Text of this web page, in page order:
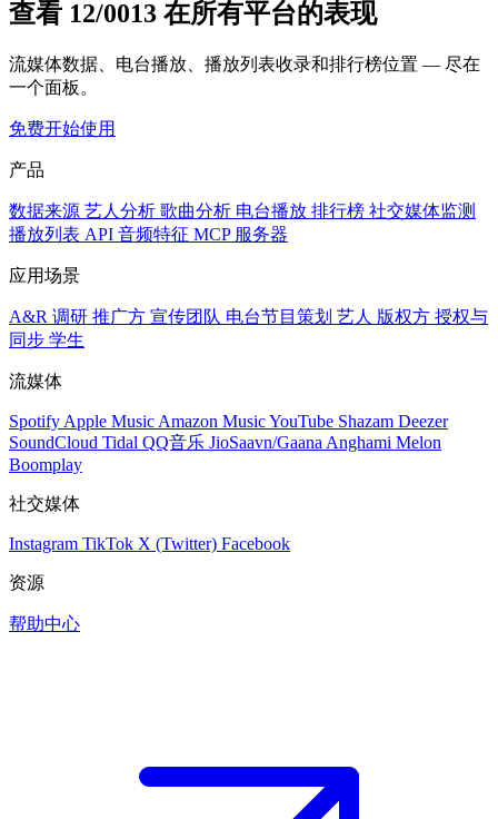
查看 12/0013 在所有平台的表现
流媒体数据、电台播放、播放列表收录和排行榜位置 — 尽在
一个面板。
免费开始使用
产品
数据来源 艺人分析 歌曲分析 电台播放 排行榜 社交媒体监测
播放列表 API 音频特征 MCP 服务器
应用场景
A&R 调研 推广方 宣传团队 电台节目策划 艺人 版权方 授权与
同步 学生
流媒体
Spotify Apple Music Amazon MusicYouTube Shazam Deezer
SoundCloud Tidal QQ音乐 JioSaavn/Gaana Anghami Melon
Boomplay
社交媒体
Instagram TikTok X (Twitter) Facebook
资源
帮助中心